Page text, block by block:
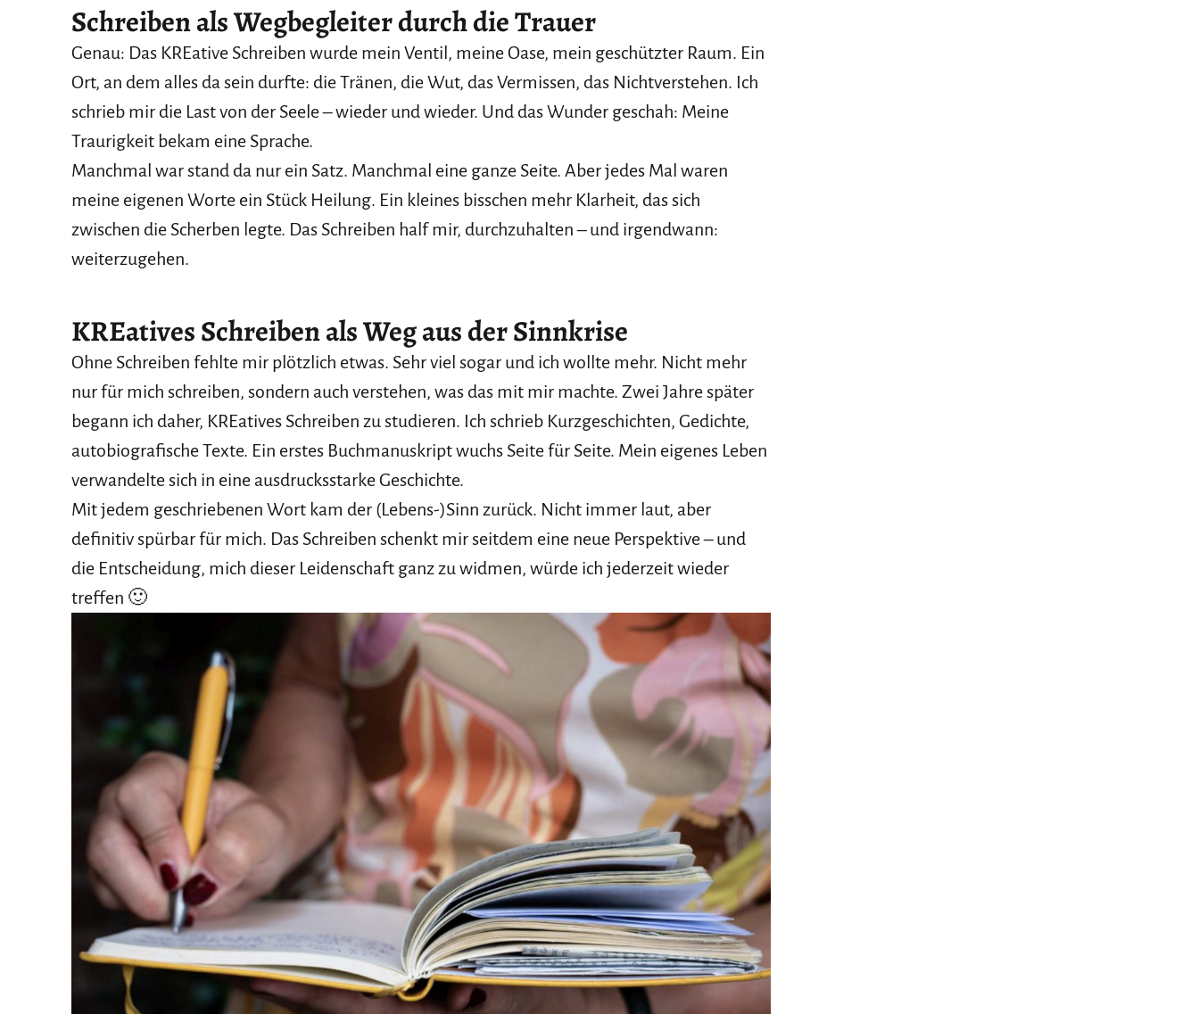
Schreiben als Wegbegleiter durch die Trauer
Genau: Das KREative Schreiben wurde mein Ventil, meine Oase, mein geschützter Raum. Ein
Ort, an dem alles da sein durfte: die Tränen, die Wut, das Vermissen, das Nichtverstehen. Ich
schrieb mir die Last von der Seele – wieder und wieder. Und das Wunder geschah: Meine
Traurigkeit bekam eine Sprache.
Manchmal war stand da nur ein Satz. Manchmal eine ganze Seite. Aber jedes Mal waren
meine eigenen Worte ein Stück Heilung. Ein kleines bisschen mehr Klarheit, das sich
zwischen die Scherben legte. Das Schreiben half mir, durchzuhalten – und irgendwann:
weiterzugehen.
KREatives Schreiben als Weg aus der Sinnkrise
Ohne Schreiben fehlte mir plötzlich etwas. Sehr viel sogar und ich wollte mehr. Nicht mehr
nur für mich schreiben, sondern auch verstehen, was das mit mir machte. Zwei Jahre später
begann ich daher, KREatives Schreiben zu studieren. Ich schrieb Kurzgeschichten, Gedichte,
autobiografische Texte. Ein erstes Buchmanuskript wuchs Seite für Seite. Mein eigenes Leben
verwandelte sich in eine ausdrucksstarke Geschichte.
Mit jedem geschriebenen Wort kam der (Lebens-)Sinn zurück. Nicht immer laut, aber
definitiv spürbar für mich. Das Schreiben schenkt mir seitdem eine neue Perspektive – und
die Entscheidung, mich dieser Leidenschaft ganz zu widmen, würde ich jederzeit wieder
treffen 🙂